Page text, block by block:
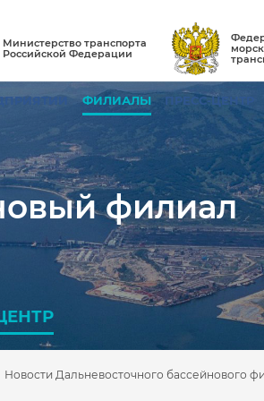
Министерство транспорта
Российской Федерации
ФИЛИАЛЫ ПРЕСС-ЦЕНТР
филиал
Новости Дальневосточного бассейнового